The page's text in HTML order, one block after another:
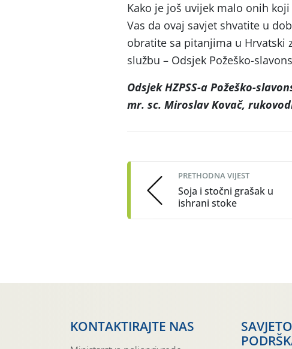
Kako je još uvijek malo onih
Vas da ovaj savjet shvatite u
obratite sa pitanjima u Hrvatski
službu – Odsjek Požeško-
Odsjek HZPSS-a Požeško-
mr. sc. Miroslav Kovač,
navigation
PRETHODNA VIJEST
Soja i stočni grašak u
ishrani stoke
KONTAKTIRAJTE NAS